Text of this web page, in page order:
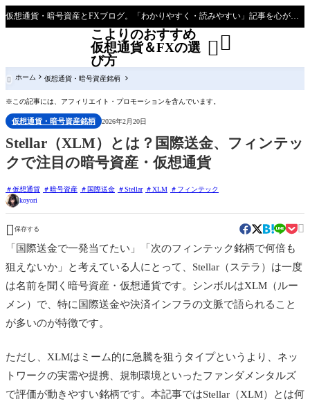
仮想通貨・暗号資産とFXブログ。「わかりやすく・読みやすい」記事を心がけて主に初心者～効率的な稼ぎ方を模索している人向けブログとなっています
こよりのおすすめ
仮想通貨＆FXの選
び方

 ホーム 仮想通貨・暗号資産銘柄
※この記事には、アフィリエイト・プロモーションを含んでいます。
仮想通貨・暗号資産銘柄 2026年2月20日
Stellar（XLM）とは？国際送金、フィンテッ
クで注目の暗号資産・仮想通貨
仮想通貨 暗号資産 国際送金 Stellar XLM
フィンテック
koyori
 保存する 
「国際送金で一発当てたい」「次のフィンテック銘柄で何倍も
狙えないか」と考えている人にとって、Stellar（ステラ）は一度
は名前を聞く暗号資産・仮想通貨です。シンボルはXLM（ルー
メン）で、特に国際送金や決済インフラの文脈で語られること
が多いのが特徴です。
ただし、XLMはミーム的に急騰を狙うタイプというより、ネッ
トワークの実需や提携、規制環境といったファンダメンタルズ
で評価が動きやすい銘柄です。本記事ではStellar（XLM）とは何